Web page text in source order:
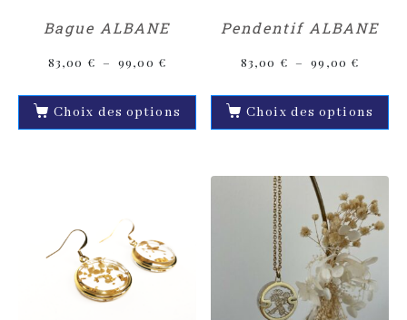
Bague ALBANE
83,00 € – 99,00 €
Choix des options
Pendentif ALBANE
83,00 € – 99,00 €
Choix des options